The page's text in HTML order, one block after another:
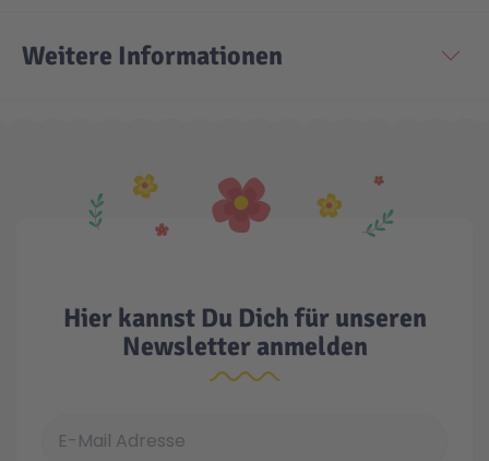
Weitere Informationen
Hier kannst Du Dich für unseren
Newsletter anmelden